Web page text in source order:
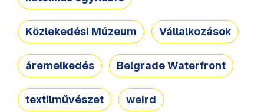
Közlekedési Múzeum Vállalkozások
áremelkedés Belgrade Waterfront
textilművészet weird